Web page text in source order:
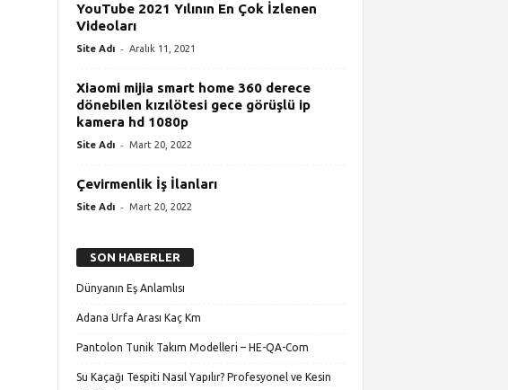
YouTube 2021 Yılının En Çok İzlenen
Videoları
Site Adı - Aralık 11, 2021
Xiaomi mijia smart home 360 derece
dönebilen kızılötesi gece görüşlü ip
kamera hd 1080p
Site Adı - Mart 20, 2022
Çevirmenlik İş İlanları
Site Adı - Mart 20, 2022
SON HABERLER
Dünyanın Eş Anlamlısı
Adana Urfa Arası Kaç Km
Pantolon Tunik Takım Modelleri – HE-QA-Com
Su Kaçağı Tespiti Nasıl Yapılır? Profesyonel ve Kesin